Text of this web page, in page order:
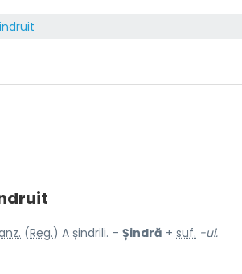
(Reg.) A șindrili. – Șindră + suf. -ui.